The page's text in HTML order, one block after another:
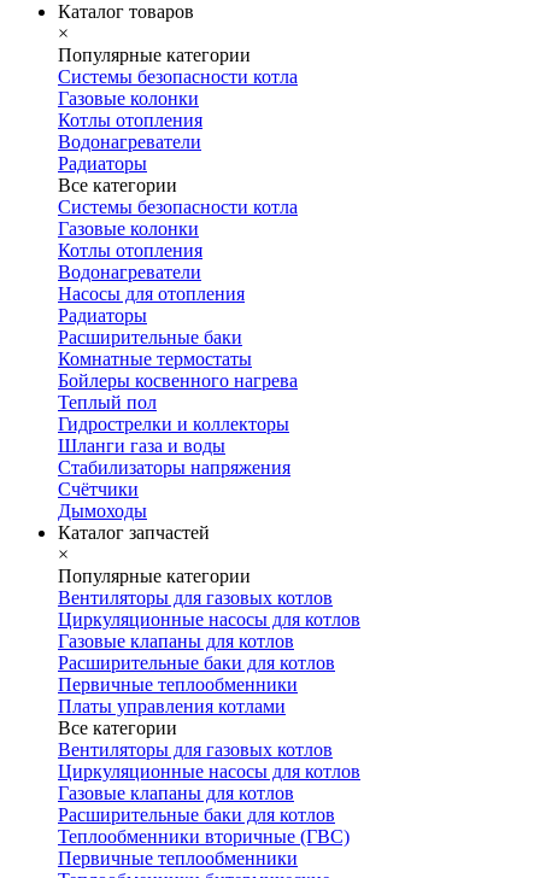
Каталог товаров
×
Популярные категории
Системы безопасности котла
Газовые колонки
Котлы отопления
Водонагреватели
Радиаторы
Все категории
Системы безопасности котла
Газовые колонки
Котлы отопления
Водонагреватели
Насосы для отопления
Радиаторы
Расширительные баки
Комнатные термостаты
Бойлеры косвенного нагрева
Теплый пол
Гидрострелки и коллекторы
Шланги газа и воды
Стабилизаторы напряжения
Счётчики
Дымоходы
Каталог запчастей
×
Популярные категории
Вентиляторы для газовых котлов
Циркуляционные насосы для котлов
Газовые клапаны для котлов
Расширительные баки для котлов
Первичные теплообменники
Платы управления котлами
Все категории
Вентиляторы для газовых котлов
Циркуляционные насосы для котлов
Газовые клапаны для котлов
Расширительные баки для котлов
Теплообменники вторичные (ГВС)
Первичные теплообменники